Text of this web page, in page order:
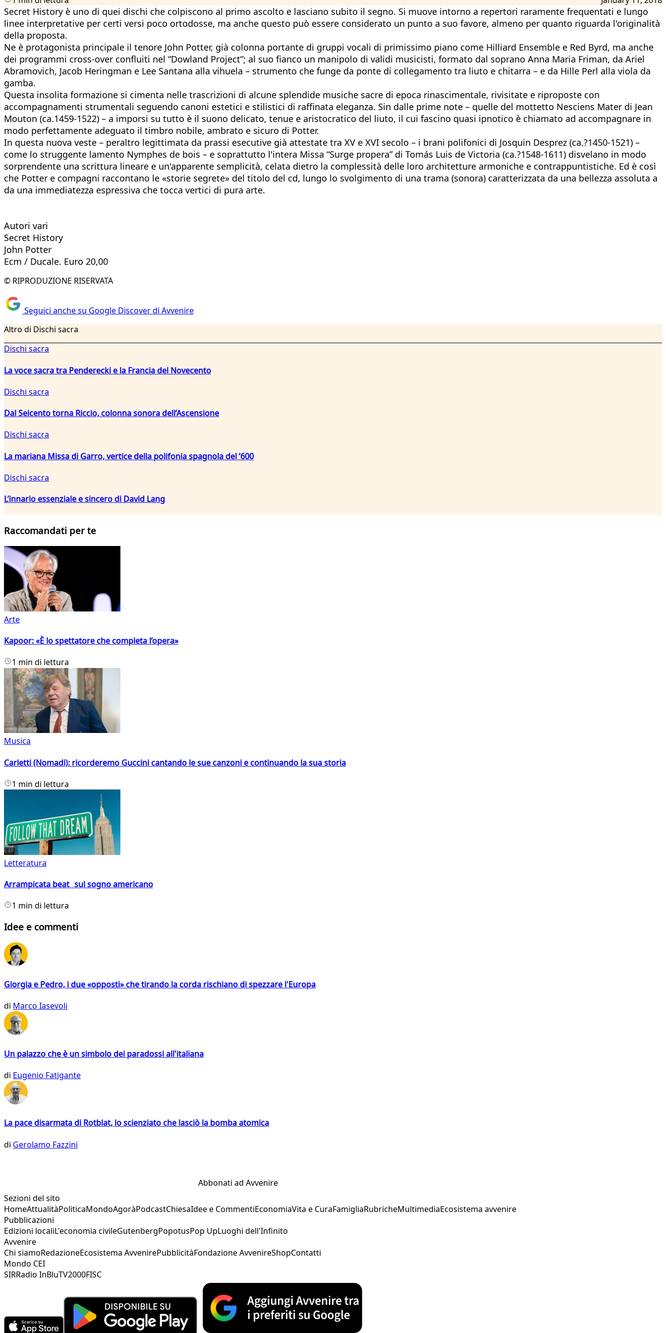
Secret History è uno di quei dischi che colpiscono al primo ascolto e lasciano subito il segno. Si muove intorno a repertori raramente frequentati e lungo
linee interpretative per certi versi poco ortodosse, ma anche questo può essere considerato un punto a suo favore, almeno per quanto riguarda l'originalità
della proposta.
Ne è protagonista principale il tenore John Potter, già colonna portante di gruppi vocali di primissimo piano come Hilliard Ensemble e Red Byrd, ma anche
dei programmi cross-over confluiti nel “Dowland Project”; al suo fianco un manipolo di validi musicisti, formato dal soprano Anna Maria Friman, da Ariel
Abramovich, Jacob Heringman e Lee Santana alla vihuela – strumento che funge da ponte di collegamento tra liuto e chitarra – e da Hille Perl alla viola da
gamba.
Questa insolita formazione si cimenta nelle trascrizioni di alcune splendide musiche sacre di epoca rinascimentale, rivisitate e riproposte con
accompagnamenti strumentali seguendo canoni estetici e stilistici di raffinata eleganza. Sin dalle prime note – quelle del mottetto Nesciens Mater di Jean
Mouton (ca.1459-1522) – a imporsi su tutto è il suono delicato, tenue e aristocratico del liuto, il cui fascino quasi ipnotico è chiamato ad accompagnare in
modo perfettamente adeguato il timbro nobile, ambrato e sicuro di Potter.
In questa nuova veste – peraltro legittimata da prassi esecutive già attestate tra XV e XVI secolo – i brani polifonici di Josquin Desprez (ca.?1450-1521) –
come lo struggente lamento Nymphes de bois – e soprattutto l'intera Missa “Surge propera” di Tomás Luis de Victoria (ca.?1548-1611) disvelano in modo
sorprendente una scrittura lineare e un'apparente semplicità, celata dietro la complessità delle loro architetture armoniche e contrappuntistiche. Ed è così
che Potter e compagni raccontano le «storie segrete» del titolo del cd, lungo lo svolgimento di una trama (sonora) caratterizzata da una bellezza assoluta a
da una immediatezza espressiva che tocca vertici di pura arte.
Autori vari
Secret History
John Potter
Ecm / Ducale. Euro 20,00
© RIPRODUZIONE RISERVATA
Seguici anche su Google Discover di Avvenire
Altro di Dischi sacra
Dischi sacra
La voce sacra tra Penderecki e la Francia del Novecento
Dischi sacra
Dal Seicento torna Riccio, colonna sonora dell’Ascensione
Dischi sacra
La mariana Missa di Garro, vertice della polifonia spagnola del ’600
Dischi sacra
L’innario essenziale e sincero di David Lang
Raccomandati per te
Arte
Kapoor: «È lo spettatore che completa l’opera»
1 min di lettura
Musica
Carletti (Nomadi): ricorderemo Guccini cantando le sue canzoni e continuando la sua storia
1 min di lettura
Letteratura
Arrampicata beat sul sogno americano
1 min di lettura
Idee e commenti
Giorgia e Pedro, i due «opposti» che tirando la corda rischiano di spezzare l'Europa
di Marco Iasevoli
Un palazzo che è un simbolo dei paradossi all'italiana
di Eugenio Fatigante
La pace disarmata di Rotblat, lo scienziato che lasciò la bomba atomica
di Gerolamo Fazzini
Abbonati ad Avvenire
Sezioni del sito
HomeAttualitàPoliticaMondoAgoràPodcastChiesaIdee e CommentiEconomiaVita e CuraFamigliaRubricheMultimediaEcosistema avvenire
Pubblicazioni
Edizioni localiL'economia civileGutenbergPopotusPop UpLuoghi dell'Infinito
Avvenire
Chi siamoRedazioneEcosistema AvvenirePubblicitàFondazione AvvenireShopContatti
Mondo CEI
SIRRadio InBluTV2000FISC